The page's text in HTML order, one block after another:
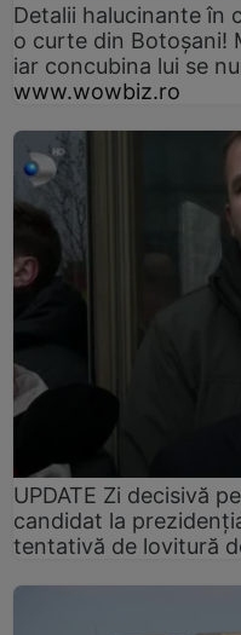
Detalii halucinante în
o curte din Botoșani!
iar concubina lui se
www.wowbiz.ro
UPDATE Zi decisivă
candidat la
tentativă de lovitură